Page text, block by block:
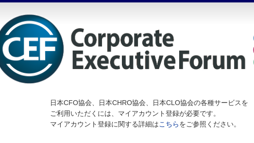
日本CFO協会、日本CHRO協会、日本CLO協会の各種サービスを
ご利用いただくには、マイアカウント登録が必要です。
マイアカウント登録に関する詳細はこちらをご参照ください。